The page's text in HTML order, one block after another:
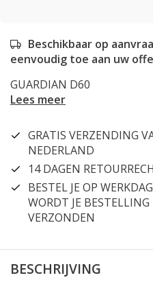
Beschikbaar op
eenvoudig toe aan uw
GUARDIAN D60
Lees meer
GRATIS VERZENDING
NEDERLAND
14 DAGEN
BESTEL JE OP
WORDT JE
VERZONDEN
BESCHRIJVING